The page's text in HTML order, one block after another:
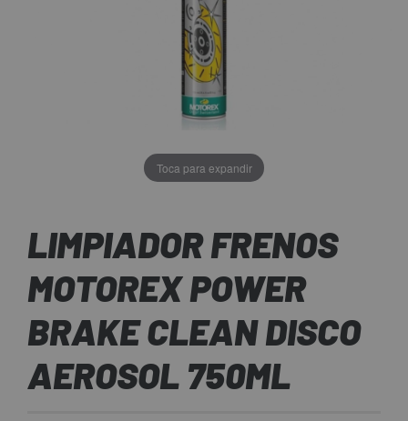
Toca para expandir
LIMPIADOR FRENOS
MOTOREX POWER
BRAKE CLEAN DISCO
AEROSOL 750ML